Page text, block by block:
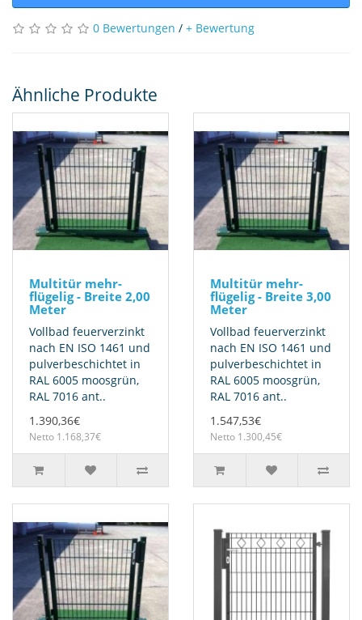
0 Bewertungen / + Bewertung
Ähnliche Produkte
Multitür mehr-
flügelig - Breite 2,00
Meter
Vollbad feuerverzinkt
nach EN ISO 1461 und
pulverbeschichtet in
RAL 6005 moosgrün,
RAL 7016 ant..
1.390,36€
Netto 1.168,37€
Multitür mehr-
flügelig - Breite 3,00
Meter
Vollbad feuerverzinkt
nach EN ISO 1461 und
pulverbeschichtet in
RAL 6005 moosgrün,
RAL 7016 ant..
1.547,53€
Netto 1.300,45€